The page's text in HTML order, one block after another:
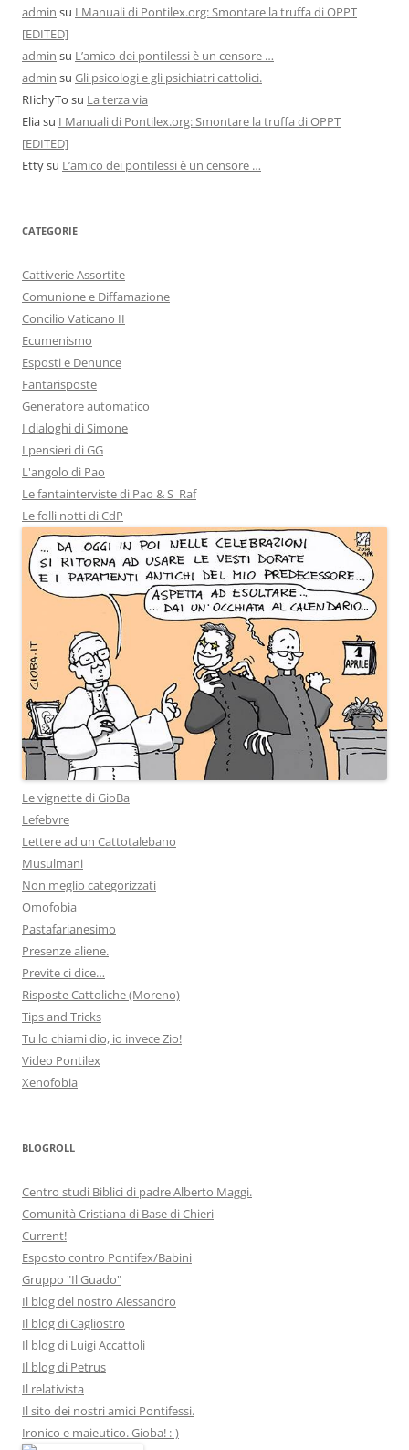
admin su I Manuali di Pontilex.org: Smontare la truffa di OPPT
[EDITED]
admin su L’amico dei pontilessi è un censore …
admin su Gli psicologi e gli psichiatri cattolici.
RIichyTo su La terza via
Eliasu I Manuali di Pontilex.org: Smontare la truffa di OPPT
[EDITED]
Ettysu L’amico dei pontilessi è un censore …
CATEGORIE
Cattiverie Assortite
Comunione e Diffamazione
Concilio Vaticano II
Ecumenismo
Esposti e Denunce
Fantarisposte
Generatore automatico
I dialoghi di Simone
I pensieri di GG
L'angolo di Pao
Le fantainterviste di Pao & S_Raf
Le folli notti di CdP
Le vignette di GioBa
Lefebvre
Lettere ad un Cattotalebano
Musulmani
Non meglio categorizzati
Omofobia
Pastafarianesimo
Presenze aliene.
Previte ci dice…
Risposte Cattoliche (Moreno)
Tips and Tricks
Tu lo chiami dio, io invece Zio!
Video Pontilex
Xenofobia
BLOGROLL
Centro studi Biblici di padre Alberto Maggi.
Comunità Cristiana di Base di Chieri
Current!
Esposto contro Pontifex/Babini
Gruppo "Il Guado"
Il blog del nostro Alessandro
Il blog di Cagliostro
Il blog di Luigi Accattoli
Il blog di Petrus
Il relativista
Il sito dei nostri amici Pontifessi.
Ironico e maieutico. Gioba! :-)